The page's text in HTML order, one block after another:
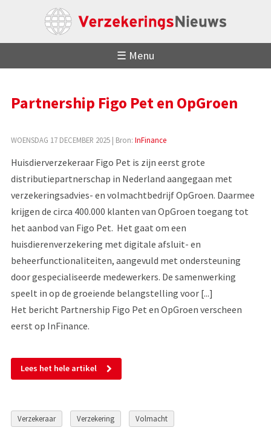
☰ Menu
Partnership Figo Pet en OpGroen
WOENSDAG 17 DECEMBER 2025| Bron: InFinance
Huisdierverzekeraar Figo Pet is zijn eerst grote
distributiepartnerschap in Nederland aangegaan met
verzekeringsadvies- en volmachtbedrijf OpGroen. Daarmee
krijgen de circa 400.000 klanten van OpGroen toegang tot
het aanbod van Figo Pet. Het gaat om een
huisdierenverzekering met digitale afsluit- en
beheerfunctionaliteiten, aangevuld met ondersteuning
door gespecialiseerde medewerkers. De samenwerking
speelt in op de groeiende belangstelling voor [...]
Het bericht Partnership Figo Pet en OpGroen verscheen
eerst op InFinance.
Lees het hele artikel
Verzekeraar Verzekering Volmacht